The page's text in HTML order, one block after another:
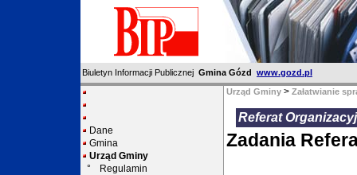
Biuletyn Informacji Publicznej Gmina Gózd www.gozd.pl
Dane
Gmina
Urząd Gminy
°
Regulamin
Urząd Gminy > Załatwianie
Referat
Zadania